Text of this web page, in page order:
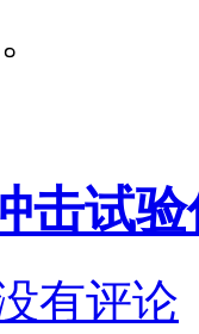
击试
有评论